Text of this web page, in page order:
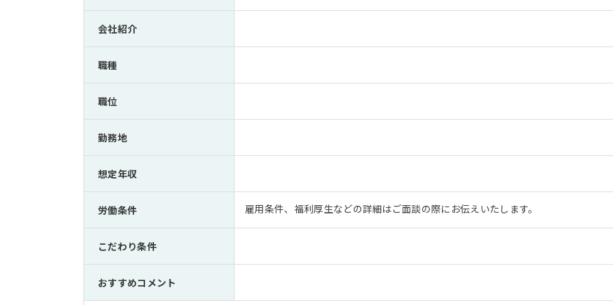
会社紹介
職種
職位
勤務地
想定年収
労働条件 雇用条件、福利厚生などの詳細はご面談の際にお伝えいたします。
こだわり条件
おすすめコメント